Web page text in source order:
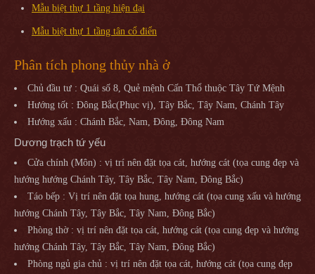
Mẫu biệt thự 1 tầng hiện đại
Mẫu biệt thự 1 tầng tân cổ điển
Phân tích phong thủy nhà ở
Chủ đầu tư : Quái số 8, Quẻ mệnh Cấn Thổ thuộc Tây Tứ Mệnh
Hướng tốt : Đông Bắc(Phục vị), Tây Bắc, Tây Nam, Chánh Tây
Hướng xấu : Chánh Bắc, Nam, Đông, Đông Nam
Dương trạch tứ yếu
Cửa chính (Môn) : vị trí nên đặt tọa cát, hướng cát (tọa cung đẹp và
hướng hướng Chánh Tây, Tây Bắc, Tây Nam, Đông Bắc)
Táo bếp : Vị trí nên đặt tọa hung, hướng cát (tọa cung xấu và hướng
hướng Chánh Tây, Tây Bắc, Tây Nam, Đông Bắc)
Phòng thờ : vị trí nên đặt tọa cát, hướng cát (tọa cung đẹp và hướng
hướng Chánh Tây, Tây Bắc, Tây Nam, Đông Bắc)
Phòng ngủ gia chủ : vị trí nên đặt tọa cát, hướng cát (tọa cung đẹp